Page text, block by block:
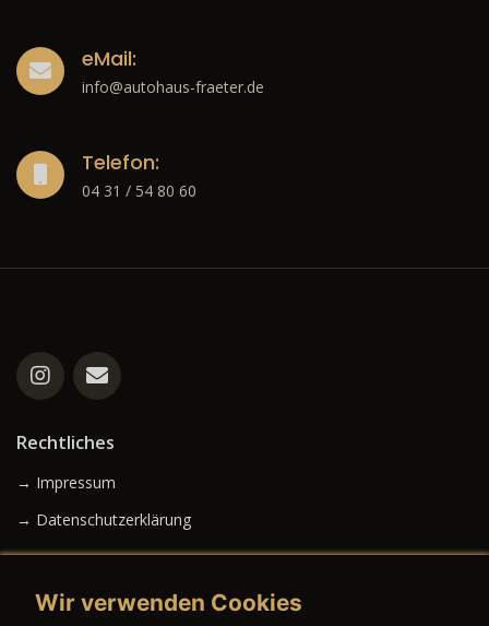
eMail:
info@autohaus-fraeter.de
Telefon:
04 31 / 54 80 60
Rechtliches
→ Impressum
→ Datenschutzerklärung
Wir verwenden Cookies